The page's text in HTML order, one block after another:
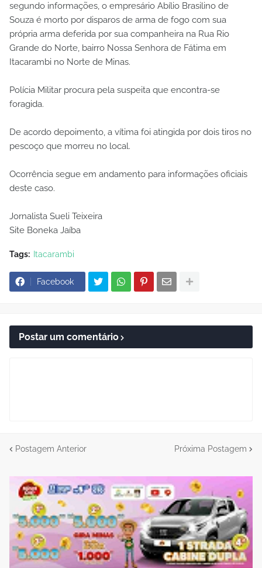
segundo informações, o empresário Abílio Brasilino de
Souza é morto por disparos de arma de fogo com sua
própria arma deferida por sua companheira na Rua Rio
Grande do Norte, bairro Nossa Senhora de Fátima em
Itacarambi no Norte de Minas.
Polícia Militar procura pela suspeita que encontra-se
foragida.
De acordo depoimento, a vítima foi atingida por dois tiros no
pescoço que morreu no local.
Ocorrência segue em andamento para informações oficiais
deste caso.
Jornalista Sueli Teixeira
Site Boneka Jaíba
Tags: Itacarambi
Facebook
Postar um comentário
Postagem Anterior Próxima Postagem